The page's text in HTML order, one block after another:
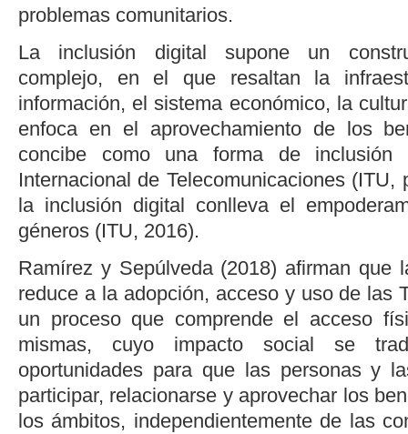
problemas comunitarios.
La inclusión digital supone un
complejo, en el que resaltan la
información, el sistema económico, la
enfoca en el aprovechamiento de los
concibe como una forma de
Internacional de Telecomunicaciones
la inclusión digital conlleva el
géneros (ITU, 2016).
Ramírez y Sepúlveda (2018) afirman que
reduce a la adopción, acceso y uso de las
un proceso que comprende el acceso
mismas, cuyo impacto social se
oportunidades para que las personas y
participar, relacionarse y aprovechar los
los ámbitos, independientemente de las